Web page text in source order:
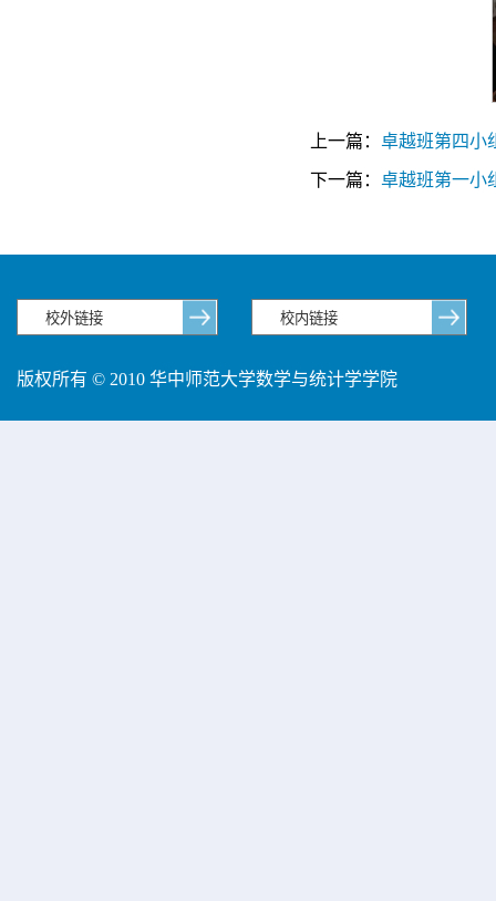
上一篇： 卓越班第四小
下一篇： 卓越班第一小
版权所有 © 2010 华中师范大学数学与统计学学院